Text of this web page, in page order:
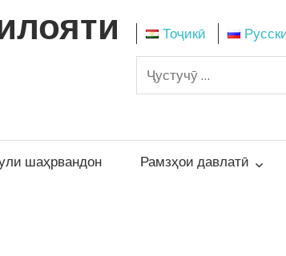
Тоҷикӣ
шаҳрвандон Рамзҳои давлатӣ